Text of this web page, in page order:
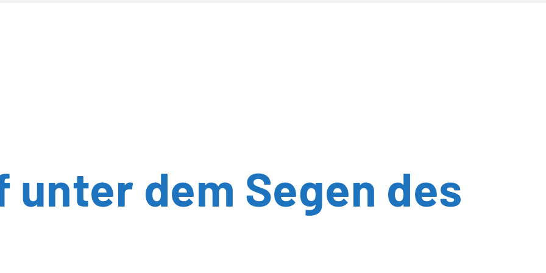
unter dem Segen des